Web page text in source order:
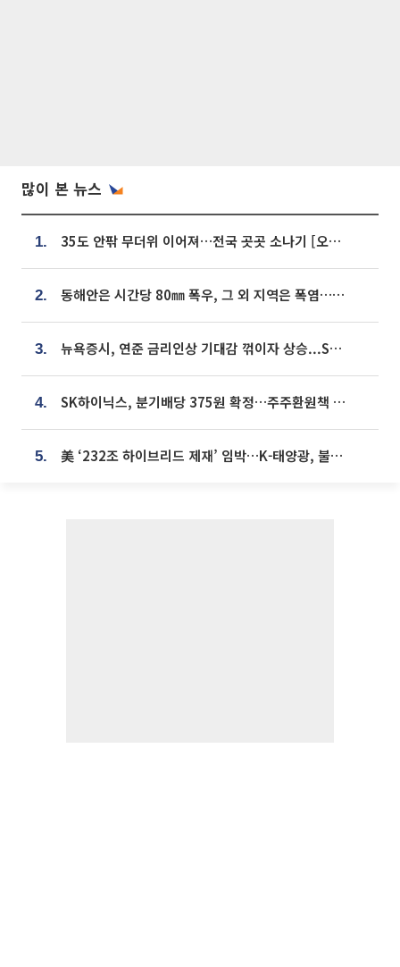
많이 본 뉴스
1. 35도 안팎 무더위 이어져…전국 곳곳 소나기 [오늘 날씨]
2. 동해안은 시간당 80㎜ 폭우, 그 외 지역은 폭염…‘극과 극 날씨’
3. 뉴욕증시, 연준 금리인상 기대감 꺾이자 상승...S&P500 사상 최고치 [종합]
4. SK하이닉스, 분기배당 375원 확정…주주환원책 9월로 앞당겨 발표
5. 美 ‘232조 하이브리드 제재’ 임박…K-태양광, 불확실성 털고 날개 다나